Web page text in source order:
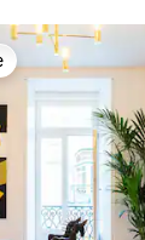
të klientëve